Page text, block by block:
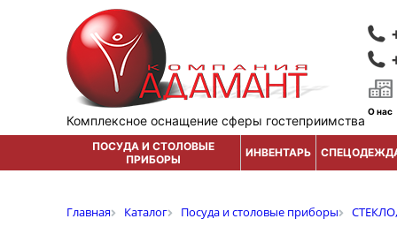
Комплексное оснащение сферы гостеприимства
О нас
ПОСУДА И СТОЛОВЫЕ
ПРИБОРЫ
ИНВЕНТАРЬ
Главная Каталог Посуда и столовые приборы